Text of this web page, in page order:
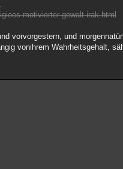
motivierter-gewalt-irak.html
vorvorgestern, und
vonihrem Wahrheitsgehalt,